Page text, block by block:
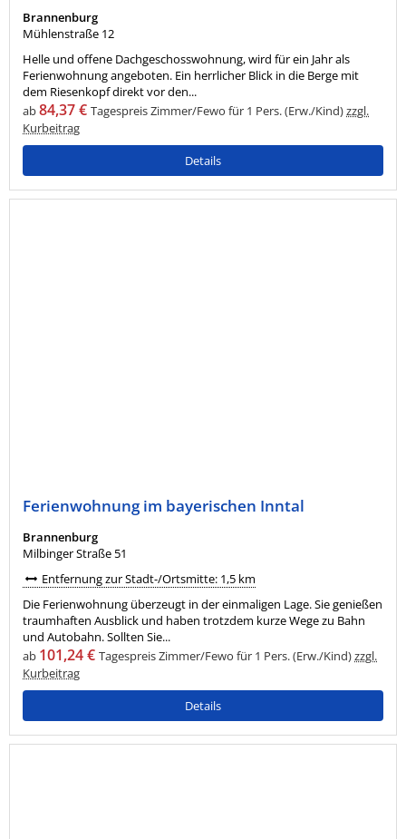
Brannenburg
Mühlenstraße 12
Helle und offene Dachgeschosswohnung, wird für ein Jahr als
Ferienwohnung angeboten. Ein herrlicher Blick in die Berge mit
dem Riesenkopf direkt vor den...
ab84,37 € Tagespreis Zimmer/Fewo für 1 Pers. (Erw./Kind)zzgl.
Kurbeitrag
Details
Ferienwohnung im bayerischen Inntal
Brannenburg
Milbinger Straße 51
Entfernung zur Stadt-/Ortsmitte: 1,5 km
Die Ferienwohnung überzeugt in der einmaligen Lage. Sie genießen
traumhaften Ausblick und haben trotzdem kurze Wege zu Bahn
und Autobahn. Sollten Sie...
ab 101,24 € Tagespreis Zimmer/Fewo für 1 Pers. (Erw./Kind)zzgl.
Kurbeitrag
Details